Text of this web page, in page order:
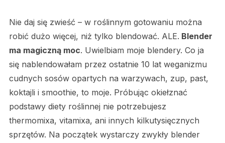
Nie daj się zwieść – w roślinnym gotowaniu można
robić dużo więcej, niż tylko blendować. ALE. Blender
ma magiczną moc. Uwielbiam moje blendery. Co ja
się nablendowałam przez ostatnie 10 lat weganizmu
cudnych sosów opartych na warzywach, zup, past,
koktajli i smoothie, to moje. Próbując okiełznać
podstawy diety roślinnej nie potrzebujesz
thermomixa, vitamixa, ani innych kilkutysięcznych
sprzętów. Na początek wystarczy zwykły blender